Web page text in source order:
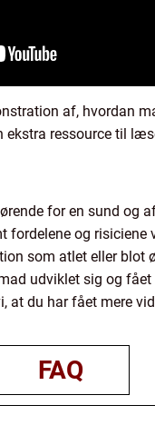
af, hvordan
ressource til
for en sund og
fordelene og
som atlet eller blot
udviklet sig og
at du har fået mere
FAQ